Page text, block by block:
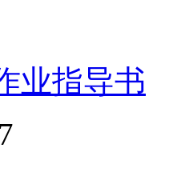
业指导书